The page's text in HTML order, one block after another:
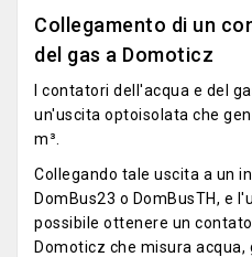
Collegamento di un
del gas a Domoticz
I contatori dell'acqua e del
un'uscita optoisolata che
m³.
Collegando tale uscita a un
DomBus23 o DomBusTH, e
possibile ottenere un
Domoticz che misura